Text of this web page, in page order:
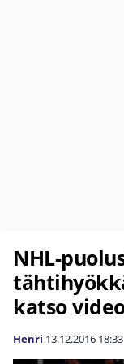
NHL-
katso
Henri 13.12.2016 18:33